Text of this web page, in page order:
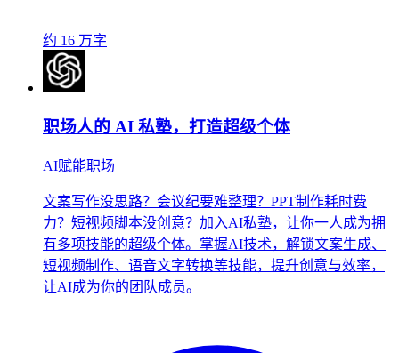
约 16 万字
职场人的 AI 私塾，打造超级个体
AI赋能职场
文案写作没思路？会议纪要难整理？PPT制作耗时费
力？短视频脚本没创意？加入AI私塾，让你一人成为拥
有多项技能的超级个体。掌握AI技术，解锁文案生成、
短视频制作、语音文字转换等技能，提升创意与效率，
让AI成为你的团队成员。